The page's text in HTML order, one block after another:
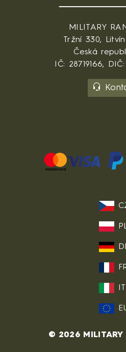
MILITARY
Tržní 330,
Česká
IČ: 28719166,
IT
© 2026 MILITARY